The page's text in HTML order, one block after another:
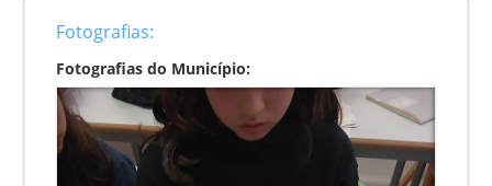
Fotografias:
Fotografias do Município: